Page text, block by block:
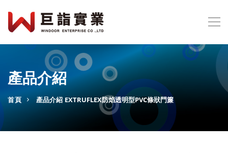
產品介紹
首頁 產品介紹 EXTRUFLEX防焰透明型PVC條狀門簾